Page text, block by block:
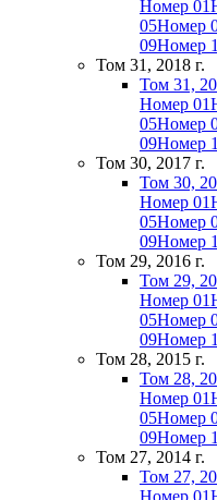
Номер 01
05Номер
09Номер
Том 31, 2018 г.
Том 31,
Номер 01
05Номер
09Номер
Том 30, 2017 г.
Том 30,
Номер 01
05Номер
09Номер
Том 29, 2016 г.
Том 29,
Номер 01
05Номер
09Номер
Том 28, 2015 г.
Том 28,
Номер 01
05Номер
09Номер
Том 27, 2014 г.
Том 27,
Номер 01